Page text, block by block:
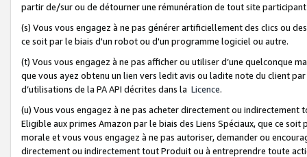
partir de/sur ou de détourner une rémunération de tout site
(s) Vous vous engagez à ne pas générer artificiellement des clics ou
ce soit par le biais d'un robot ou d'un programme logiciel ou autre.
(t) Vous vous engagez à ne pas afficher ou utiliser d’une quelconque
que vous ayez obtenu un lien vers ledit avis ou ladite note du client
d’utilisations de la PA API décrites dans la Licence.
(u) Vous vous engagez à ne pas acheter directement ou
Eligible aux primes Amazon par le biais des Liens Spéciaux, que ce
morale et vous vous engagez à ne pas autoriser, demander ou
directement ou indirectement tout Produit ou à entreprendre toute